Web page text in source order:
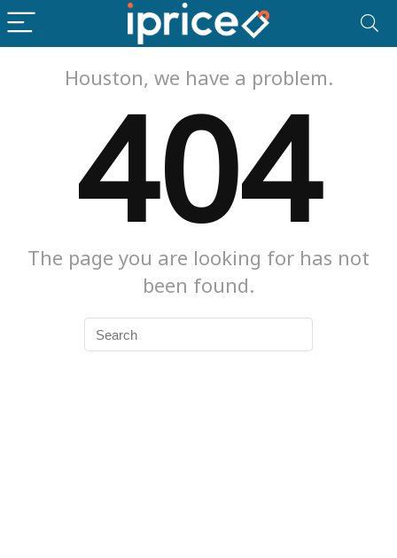
Houston, we have a problem.
404
The page you are looking for has not
been found.